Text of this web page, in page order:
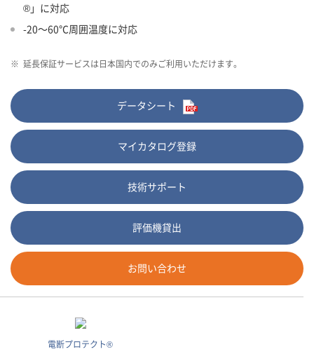
®」に対応
-20～60℃周囲温度に対応
※ 延長保証サービスは日本国内でのみご利用いただけます。
データシート
マイカタログ登録
技術サポート
評価機貸出
お問い合わせ
電断プロテクト®